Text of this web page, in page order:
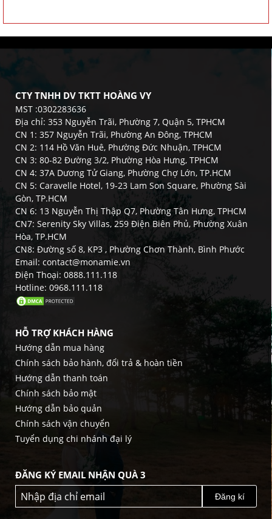
CTY TNHH DV TKTT HOÀNG VY
MST :0302283636
Địa chỉ: 353 Nguyễn Trãi, Phường 7, Quận 5, TPHCM
CN 1: 357 Nguyễn Trãi, Phường An Đông, TPHCM
CN 2: 114 Hồ Văn Huê, Phường Đức Nhuận, TPHCM
CN 3: 80-82 Đường 3/2, Phường Hòa Hưng, TPHCM
CN 4: 37A Dương Tử Giang, Phường Chợ Lớn, TP.HCM
CN 5: Caravelle Hotel, 19-23 Lam Son Square, Phường Sài
Gòn, TP.HCM
CN 6: 13 Nguyễn Thị Thập Q7, Phường Tân Hưng, TPHCM
CN7: Serenity Sky Villas, 259 Điện Biên Phủ, Phường Xuân
Hòa, TP.HCM
CN8: Đường số 8, KP3 , Phường Chơn Thành, Bình Phước
Email: contact@monamie.vn
Điện Thoại: 0888.111.118
Hotline: 0968.111.118
HỖ TRỢ KHÁCH HÀNG
Hướng dẫn mua hàng
Chính sách bảo hành, đổi trả & hoàn tiền
Hướng dẫn thanh toán
Chính sách bảo mật
Hướng dẫn bảo quản
Chính sách vận chuyển
Tuyển dụng chi nhánh đại lý
ĐĂNG KÝ EMAIL NHẬN QUÀ 3
Đăng kí